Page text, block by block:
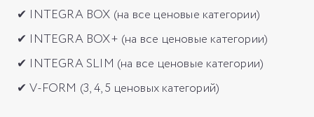
✔ INTEGRA BOX (на все ценовые категории)
✔ INTEGRA BOX+ (на все ценовые категории)
✔ INTEGRA SLIM (на все ценовые категории)
✔ V-FORM (3, 4, 5 ценовых категорий)